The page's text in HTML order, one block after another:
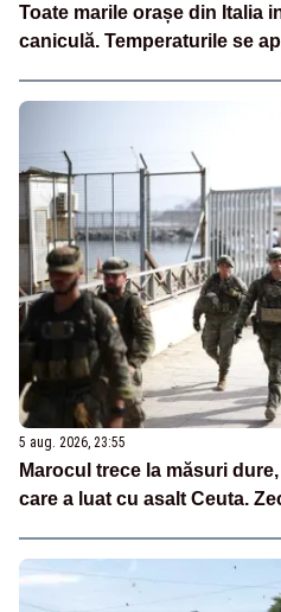
Toate marile orașe din Italia
caniculă. Temperaturile se
5 aug. 2026, 23:55
Marocul trece la măsuri
care a luat cu asalt Ceuta.